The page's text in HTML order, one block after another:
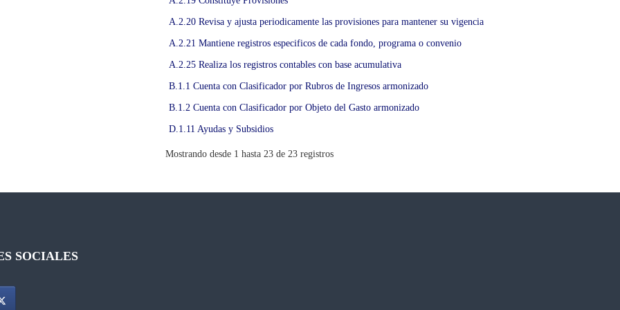
A.2.20 Revisa y ajusta periodicamente las provisiones para mantener su vigencia
A.2.21 Mantiene registros especificos de cada fondo, programa o convenio
A.2.25 Realiza los registros contables con base acumulativa
B.1.1 Cuenta con Clasificador por Rubros de Ingresos armonizado
B.1.2 Cuenta con Clasificador por Objeto del Gasto armonizado
D.1.11 Ayudas y Subsidios
Mostrando desde 1 hasta 23 de 23 registros
SOCIALES